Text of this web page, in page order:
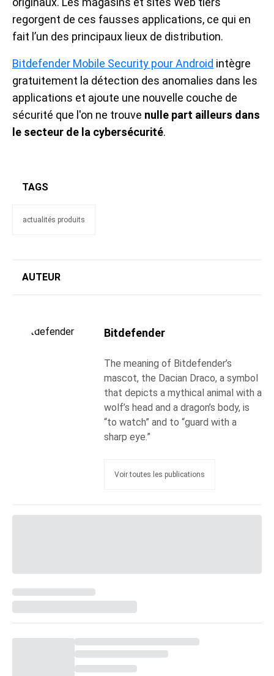
regorgent de ces fausses applications, ce qui en
fait l’un des principaux lieux de distribution.
Bitdefender Mobile Security pour Android intègre
gratuitement la détection des anomalies dans les
applications et ajoute une nouvelle couche de
sécurité que l'on ne trouve nulle part ailleurs dans
le secteur de la cybersécurité.
TAGS
actualités produits
AUTEUR
Bitdefender
The meaning of Bitdefender’s
mascot, the Dacian Draco, a symbol
that depicts a mythical animal with a
wolf’s head and a dragon’s body, is
“to watch” and to “guard with a
sharp eye.”
Voir toutes les publications